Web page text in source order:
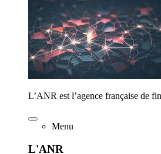
L’ANR est l’agence française de
Menu
L'ANR